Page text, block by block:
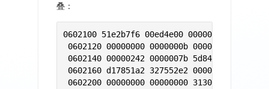
叠：
0602100 51e2b7f6 00ed4e00 00000000
0602120 00000000 0000000b 00000100
0602140 00000242 0000007b 5d8468e7
0602160 d17851a2 327552e2 00000000
0602200 00000000 00000000 3130752f